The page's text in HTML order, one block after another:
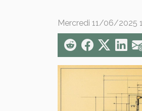
Mercredi 11/06/2025